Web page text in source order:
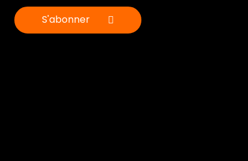
S'abonner